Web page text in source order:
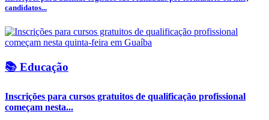
candidatos...
📚 Educação
Inscrições para cursos gratuitos de qualificação profissional
começam nesta...